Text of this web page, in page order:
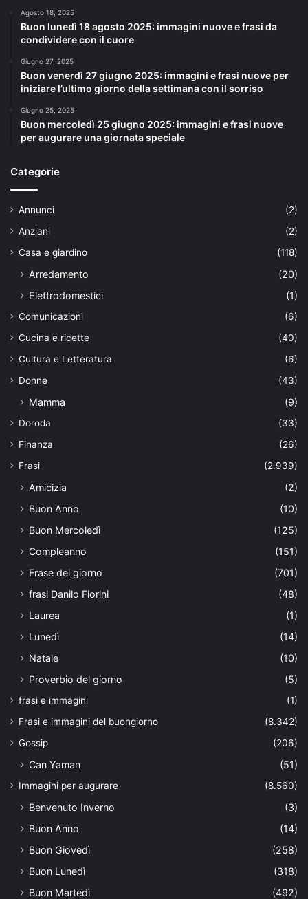
Agosto 18, 2025
Buon lunedì 18 agosto 2025: immagini nuove e frasi da
condividere con il cuore
Giugno 27, 2025
Buon venerdì 27 giugno 2025: immagini e frasi nuove per
iniziare l’ultimo giorno della settimana con il sorriso
Giugno 25, 2025
Buon mercoledì 25 giugno 2025: immagini e frasi nuove
per augurare una giornata speciale
Categorie
Annunci
(2)
Anziani
(2)
Casa e giardino
(118)
Arredamento
(20)
Elettrodomestici
(1)
Comunicazioni
(6)
Cucina e ricette
(40)
Cultura e Letteratura
(6)
Donne
(43)
Mamma (9)
Doroda
(33)
Finanza
(26)
Frasi
(2.939)
Amicizia
(2)
Buon Anno
(10)
Buon Mercoledì
(125)
Compleanno
(151)
Frase del giorno
(701)
frasi Danilo Fiorini
(48)
Laurea
(1)
Lunedì
(14)
Natale
(10)
Proverbio del giorno
(5)
frasi e immagini
(1)
Frasi e immagini del buongiorno
(8.342)
Gossip
(206)
Can Yaman (51)
Immagini per augurare (8.560)
Benvenuto Inverno
(3)
Buon Anno
(14)
Buon Giovedì
(258)
Buon Lunedì
(318)
Buon Martedì
(492)